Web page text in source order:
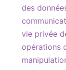
des
vie privée
opérations